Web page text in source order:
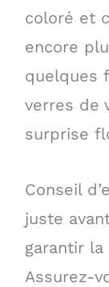
coloré et
encore
quelques
verres de
surprise
Conseil
juste
garantir
Assurez-